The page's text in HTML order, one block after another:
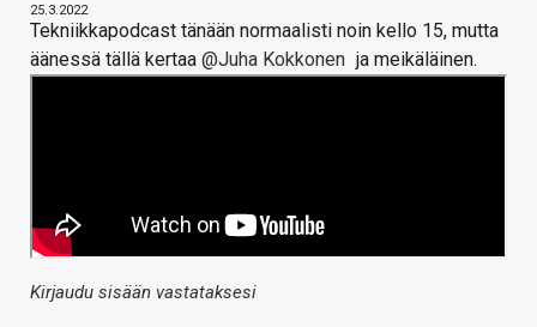
25.3.2022
Tekniikkapodcast tänään normaalisti noin kello 15, mutta
äänessä tällä kertaa @Juha Kokkonen ja meikäläinen.
Kirjaudu sisään vastataksesi